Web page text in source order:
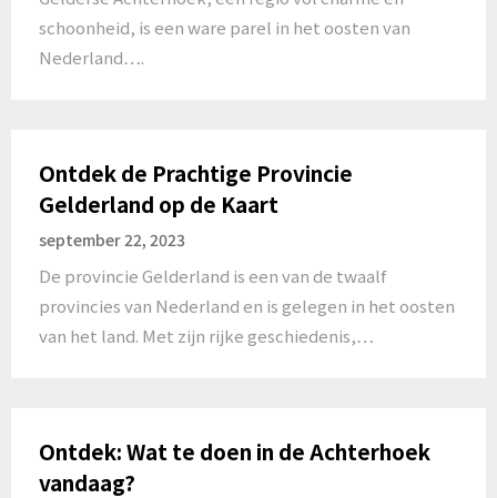
schoonheid, is een ware parel in het oosten van
Nederland….
Ontdek de Prachtige Provincie
Gelderland op de Kaart
september 22, 2023
De provincie Gelderland is een van de twaalf
provincies van Nederland en is gelegen in het oosten
van het land. Met zijn rijke geschiedenis,…
Ontdek: Wat te doen in de Achterhoek
vandaag?